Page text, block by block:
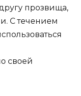
прозвища,
С течением
своей